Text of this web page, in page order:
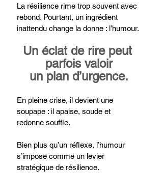
La résilience rime trop souvent avec
rebond. Pourtant, un ingrédient
inattendu change la donne : l’humour.
Un éclat de rire peut
parfois valoir
un plan d’urgence.
En pleine crise, il devient une
soupape : il apaise, soude et
redonne souffle.
Bien plus qu’un réflexe, l’humour
s’impose comme un levier
stratégique de résilience.